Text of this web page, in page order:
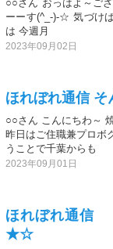
○○さん おっはよ～ご
ーーす(^_-)-☆ 気づけ
は 今週月
2023年09月02日
ほれぼれ通信
○○さん こんにちわ～
昨日はご住職兼プロボ
うことで千葉からも
2023年09月01日
ほれぼれ通
★☆